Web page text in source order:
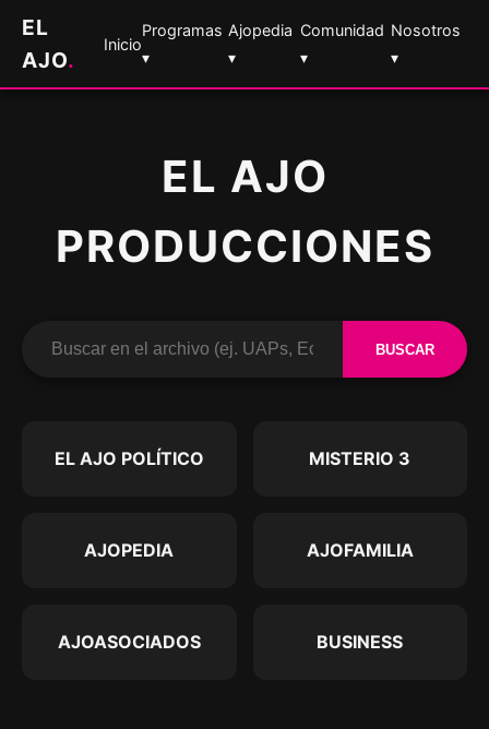
EL
AJO.
Inicio
Programas
▾
Ajopedia
▾
Comunidad
▾
Nosotros
▾
EL AJO
PRODUCCIONES
BUSCAR
EL AJO POLÍTICO MISTERIO 3
AJOPEDIA AJOFAMILIA
AJOASOCIADOS BUSINESS